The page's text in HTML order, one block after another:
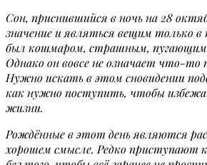
Сон, приснившийся в ночь на 28
значение и являться вещим только в
был кошмаром, страшным,
Однако он вовсе не означает что-то
Нужно искать в этом сновидении
как нужно поступить, чтобы
жизни.
Рождённые в этот день являются
хорошем смысле. Редко приступают